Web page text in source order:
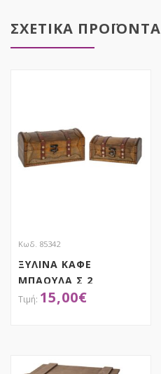
ΣΧΕΤΙΚΑ ΠΡΟΪΟΝΤΑ
Κωδ. 85342
ΞΥΛΙΝΑ ΚΑΦΕ
ΜΠΑΟΥΛΑ Σ 2
21.5X15X10.5EK
15,00€